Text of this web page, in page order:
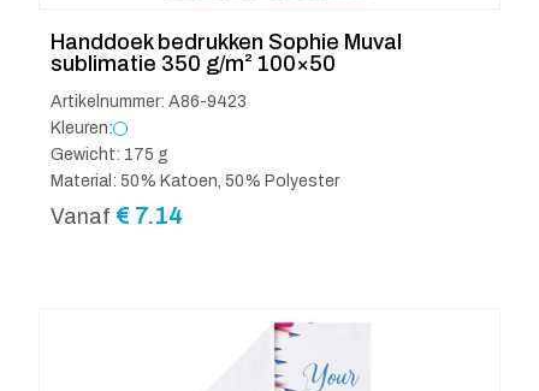
Handdoek bedrukken Sophie Muval
sublimatie 350 g/m² 100×50
Artikelnummer: A86-9423
Kleuren:
Gewicht: 175 g
Material: 50% Katoen, 50% Polyester
Vanaf € 7.14